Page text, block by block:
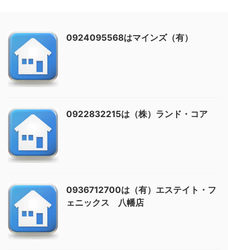
0924095568はマインズ（有）
0922832215は（株）ランド・コア
0936712700は（有）エステイト・フ
ェニックス 八幡店